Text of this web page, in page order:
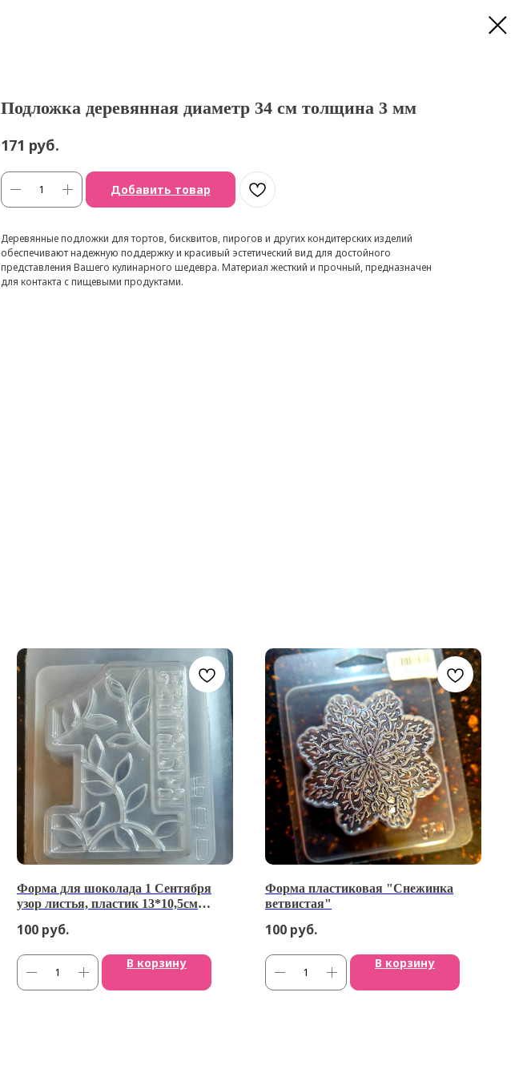
Подложка деревянная диаметр 34 см толщина 3 мм
171 руб.
Добавить товар
Деревянные подложки для тортов, бисквитов, пирогов и других кондитерских изделий
обеспечивают надежную поддержку и красивый эстетический вид для достойного
представления Вашего кулинарного шедевра. Материал жесткий и прочный, предназначен
для контакта с пищевыми продуктами.
Форма для шоколада 1 Сентября
узор листья, пластик 13*10,5см
100 руб.
В корзину
Форма пластиковая "Снежинка
ветвистая"
100 руб.
В корзину